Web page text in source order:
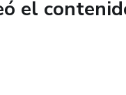
la aventura.
el